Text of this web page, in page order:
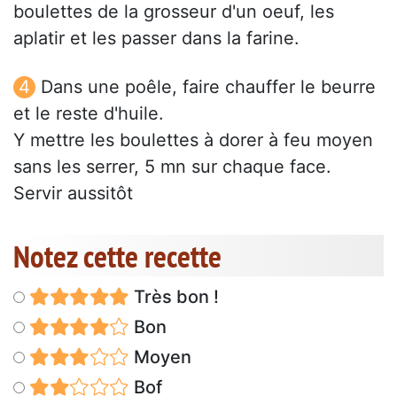
boulettes de la grosseur d'un oeuf, les
aplatir et les passer dans la farine.
Dans une poêle, faire chauffer le beurre
et le reste d'huile.
Y mettre les boulettes à dorer à feu moyen
sans les serrer, 5 mn sur chaque face.
Servir aussitôt
Notez cette recette
Très bon !
Bon
Moyen
Bof